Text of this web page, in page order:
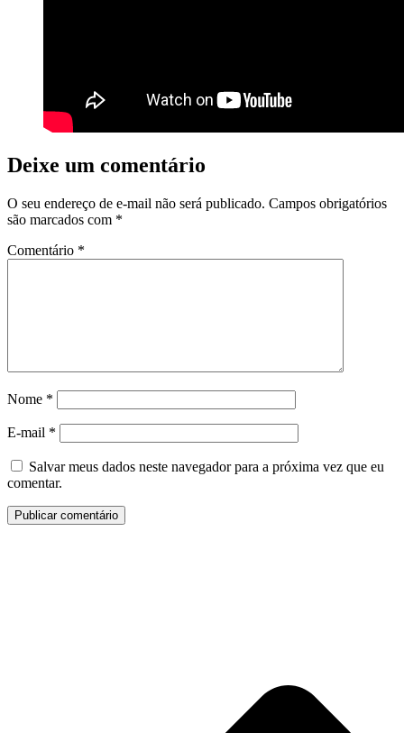
Deixe um comentário
O seu endereço de e-mail não será publicado. Campos obrigatórios
são marcados com *
Comentário *
Nome *
E-mail *
Salvar meus dados neste navegador para a próxima vez que eu
comentar.